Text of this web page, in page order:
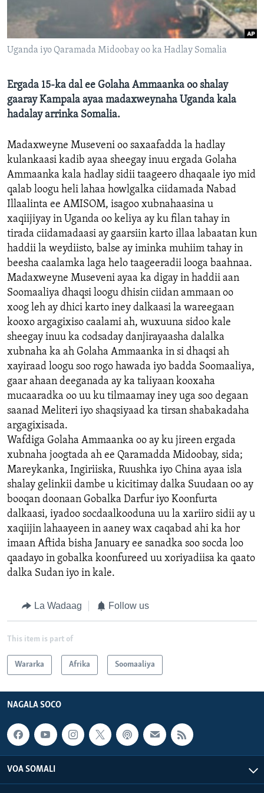
FAAQIDAADDA TODDOBAADKA
DHEXTAALKA TODDOBAADKA
Uganda iyo Qaramada Midoobay oo ka Hadlay Somalia
Ergada 15-ka dal ee Golaha Ammaanka oo shalay
gaaray Kampala ayaa madaxweynaha Uganda kala
hadalay arrinka Somalia.
Madaxweyne Museveni oo saxaafadda la hadlay
kulankaasi kadib ayaa sheegay inuu ergada Golaha
Ammaanka kala hadlay sidii taageero dhaqaale iyo mid
qalab loogu heli lahaa howlgalka ciidamada Nabad
Illaalinta ee AMISOM, isagoo xubnahaasina u
xaqiijiyay in Uganda oo keliya ay ku filan tahay in
tirada ciidamadaasi ay gaarsiin karto illaa labaatan kun
haddii la weydiisto, balse ay iminka muhiim tahay in
beesha caalamka laga helo taageeradii looga baahnaa.
Madaxweyne Museveni ayaa ka digay in haddii aan
Soomaaliya dhaqsi loogu dhisin ciidan ammaan oo
xoog leh ay dhici karto iney dalkaasi la wareegaan
kooxo argagixiso caalami ah, wuxuuna sidoo kale
sheegay inuu ka codsaday danjirayaasha dalalka
xubnaha ka ah Golaha Ammaanka in si dhaqsi ah
xayiraad loogu soo rogo hawada iyo badda Soomaaliya,
gaar ahaan deeganada ay ka taliyaan kooxaha
mucaaradka oo uu ku tilmaamay iney uga soo degaan
saanad Meliteri iyo shaqsiyaad ka tirsan shabakadaha
argagixisada.
Wafdiga Golaha Ammaanka oo ay ku jireen ergada
xubnaha joogtada ah ee Qaramadda Midoobay, sida;
Mareykanka, Ingiriiska, Ruushka iyo China ayaa isla
shalay gelinkii dambe u kicitimay dalka Suudaan oo ay
booqan doonaan Gobalka Darfur iyo Koonfurta
dalkaasi, iyadoo socdaalkooduna uu la xariiro sidii ay u
xaqiijin lahaayeen in aaney wax caqabad ahi ka hor
imaan Aftida bisha January ee sanadka soo socda loo
qaadayo in gobalka koonfureed uu xoriyadiisa ka qaato
dalka Sudan iyo in kale.
La Wadaag Follow us
This item is part of
Wararka Afrika Soomaaliya
NAGALA SOCO
VOA SOMALI